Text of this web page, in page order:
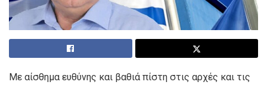
Με αίσθημα ευθύνης και βαθιά πίστη στις αρχές και τις